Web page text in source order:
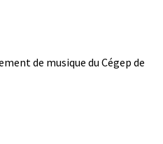
de musique du Cégep de